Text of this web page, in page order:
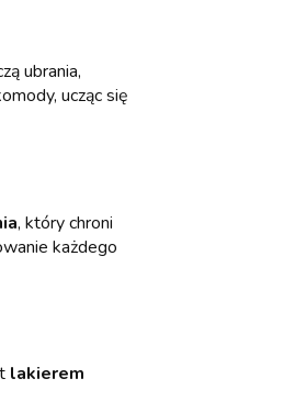
ubrania,
ucząc się
, który chroni
każdego
lakierem